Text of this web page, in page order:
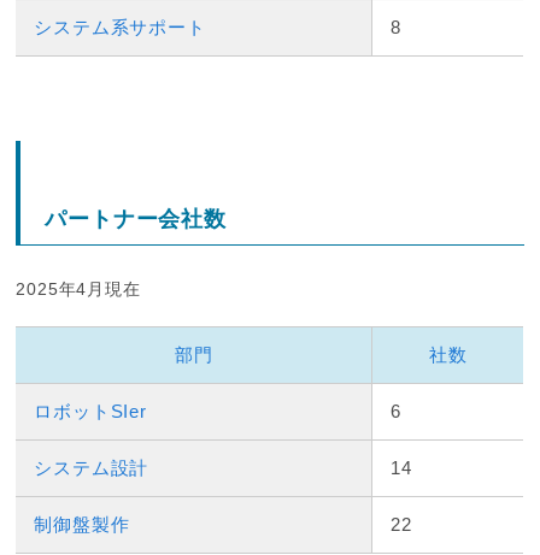
システム系サポート 8
パートナー会社数
2025年4月現在
部門 社数
ロボットSIer 6
システム設計 14
制御盤製作 22